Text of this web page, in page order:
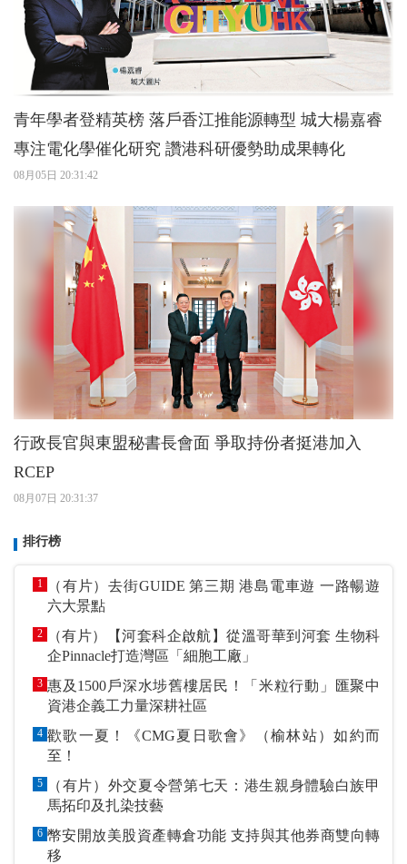
青年學者登精英榜 落戶香江推能源轉型 城大楊嘉睿
專注電化學催化研究 讚港科研優勢助成果轉化
08月05日 20:31:42
行政長官與東盟秘書長會面 爭取持份者挺港加入
RCEP
08月07日 20:31:37
排行榜
1
（有片）去街GUIDE 第三期 港島電車遊 一路暢遊
六大景點
2
（有片）【河套科企啟航】從溫哥華到河套 生物科
企Pinnacle打造灣區「細胞工廠」
3 惠及1500戶深水埗舊樓居民！「米粒行動」匯聚中
資港企義工力量深耕社區
4 歡歌一夏！《CMG夏日歌會》（榆林站）如約而
至！
5
（有片）外交夏令營第七天：港生親身體驗白族甲
馬拓印及扎染技藝
6 幣安開放美股資產轉倉功能 支持與其他券商雙向轉
移